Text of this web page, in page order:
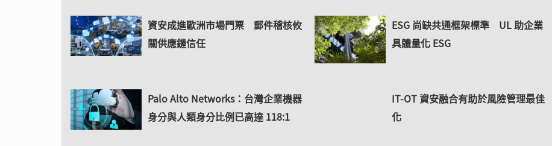
資安成進歐洲市場門票 郵件稽核攸
關供應鏈信任
Palo Alto Networks：台灣企業機器
身分與人類身分比例已高達 118:1
ESG 尚缺共通框架標準 UL 助企業
具體量化 ESG
IT-OT 資安融合有助於風險管理最佳
化